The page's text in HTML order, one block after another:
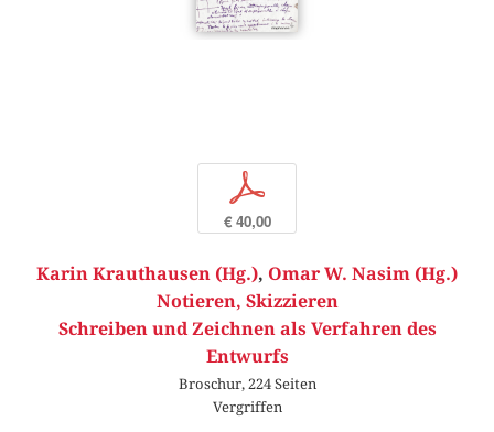
p
€ 40,00
Karin Krauthausen (Hg.), Omar W. Nasim (Hg.)
Notieren, Skizzieren
Schreiben und Zeichnen als Verfahren des
Entwurfs
Broschur, 224 Seiten
Vergriffen